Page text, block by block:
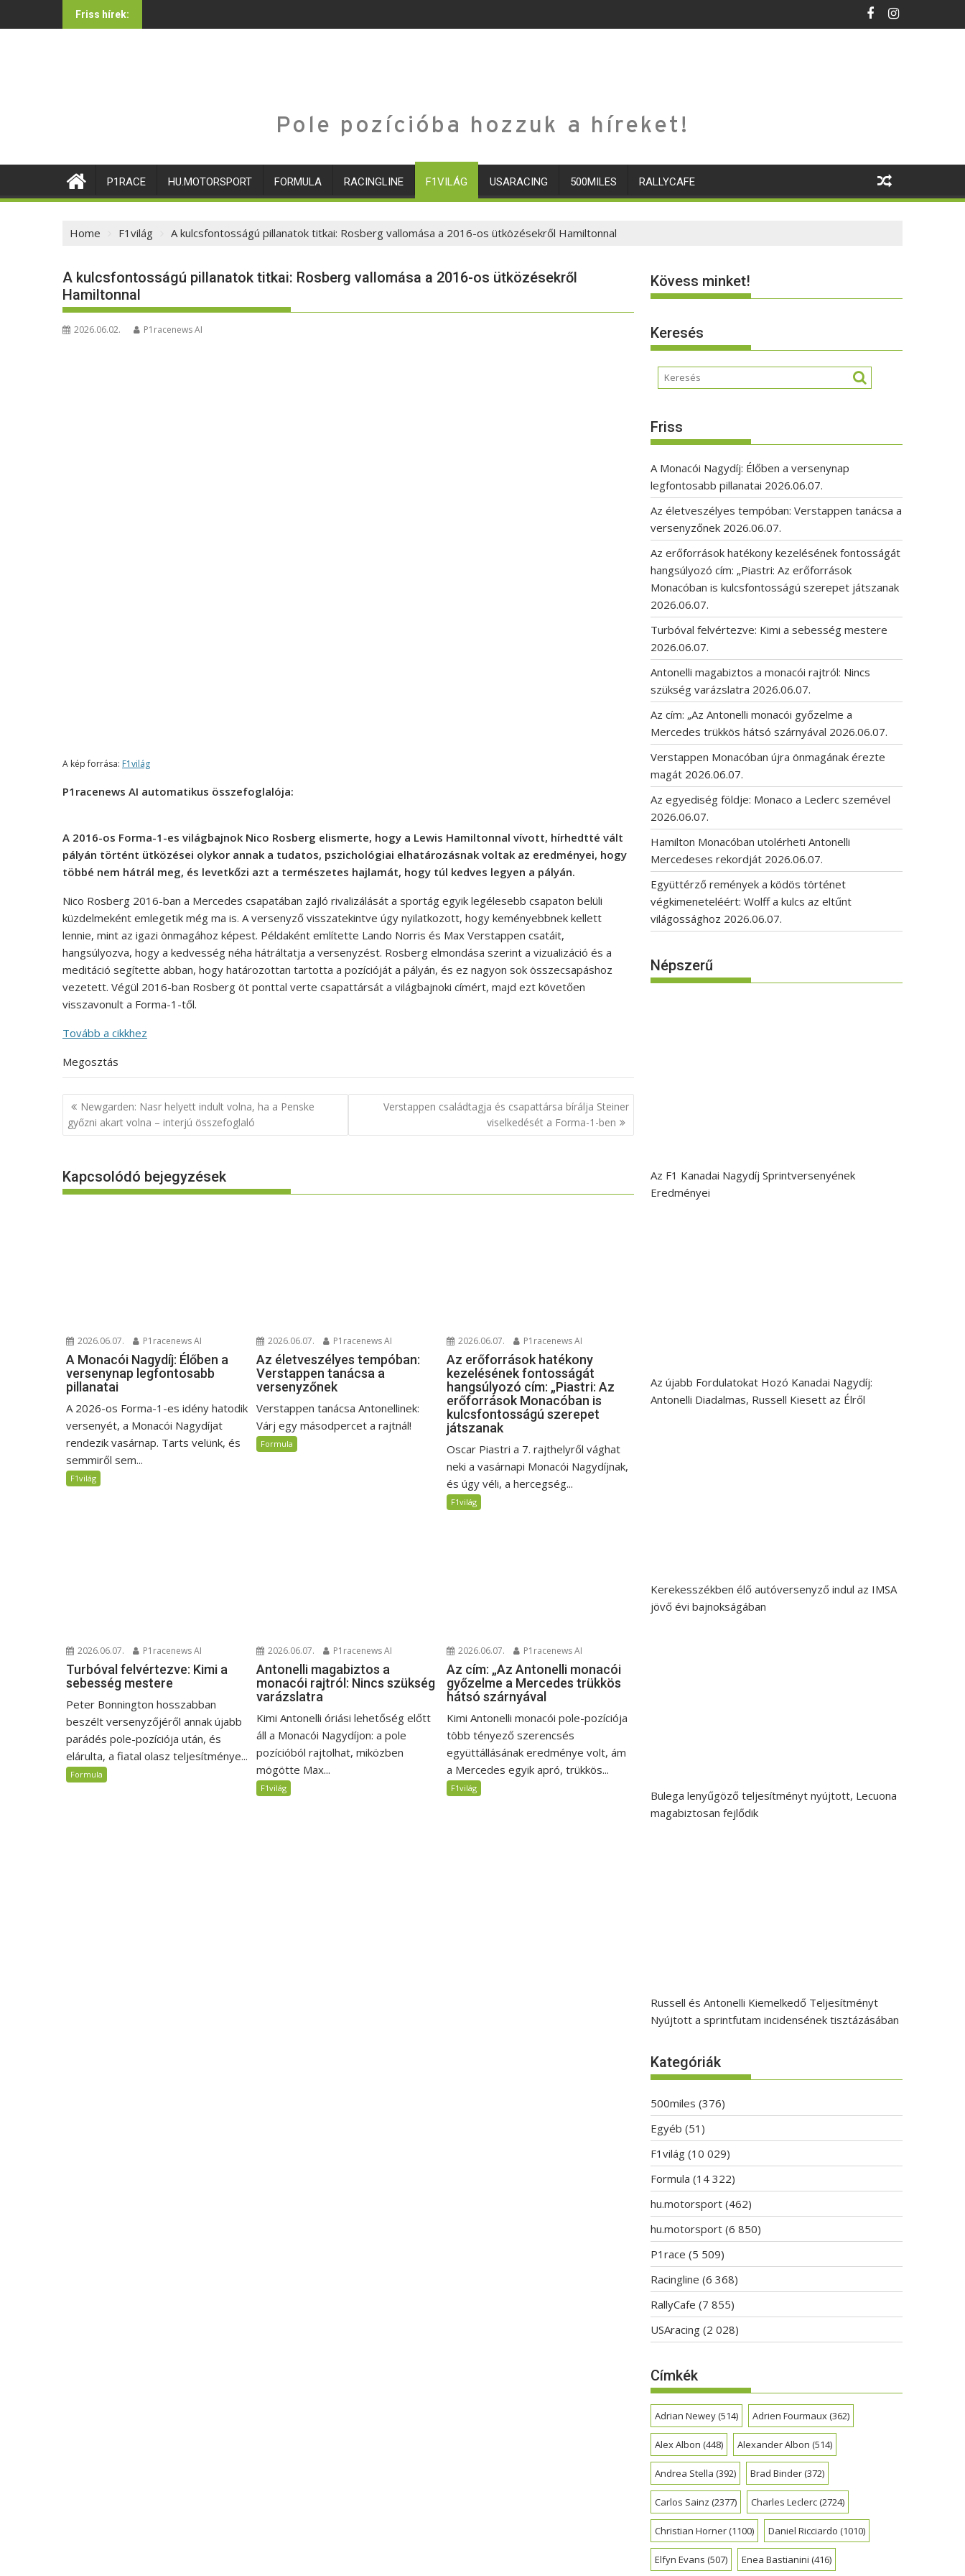
to
Friss hírek:
Pole pozícióba hozzuk a híreket!
P1RACE HU.MOTORSPORT FORMULA RACINGLINE F1VILÁG USARACING 500MILES RALLYCAFE
Home F1világ A kulcsfontosságú pillanatok titkai: Rosberg vallomása a 2016-os ütközésekről Hamiltonnal
A kulcsfontosságú pillanatok titkai: Rosberg vallomása a 2016-os ütközésekről
Hamiltonnal
2026.06.02. P1racenews AI
A kép forrása: F1világ
P1racenews AI automatikus összefoglalója:
A 2016-os Forma-1-es világbajnok Nico Rosberg elismerte, hogy a Lewis Hamiltonnal vívott, hírhedtté vált
pályán történt ütközései olykor annak a tudatos, pszichológiai elhatározásnak voltak az eredményei, hogy
többé nem hátrál meg, és levetkőzi azt a természetes hajlamát, hogy túl kedves legyen a pályán.
Nico Rosberg 2016-ban a Mercedes csapatában zajló rivalizálását a sportág egyik legélesebb csapaton belüli
küzdelmeként emlegetik még ma is. A versenyző visszatekintve úgy nyilatkozott, hogy keményebbnek kellett
lennie, mint az igazi önmagához képest. Példaként említette Lando Norris és Max Verstappen csatáit,
hangsúlyozva, hogy a kedvesség néha hátráltatja a versenyzést. Rosberg elmondása szerint a vizualizáció és a
meditáció segítette abban, hogy határozottan tartotta a pozícióját a pályán, és ez nagyon sok összecsapáshoz
vezetett. Végül 2016-ban Rosberg öt ponttal verte csapattársát a világbajnoki címért, majd ezt követően
visszavonult a Forma-1-től.
Tovább a cikkhez
Megosztás
Bejegyzés
navigáció
Newgarden: Nasr helyett indult volna, ha a Penske
győzni akart volna – interjú összefoglaló
Verstappen családtagja és csapattársa bírálja Steiner
viselkedését a Forma-1-ben
Kapcsolódó bejegyzések
2026.06.07. P1racenews AI
A Monacói Nagydíj: Élőben a
versenynap legfontosabb
pillanatai
A 2026-os Forma-1-es idény hatodik
versenyét, a Monacói Nagydíjat
rendezik vasárnap. Tarts velünk, és
semmiről sem...
F1világ
2026.06.07. P1racenews AI
Az életveszélyes tempóban:
Verstappen tanácsa a
versenyzőnek
Verstappen tanácsa Antonellinek:
Várj egy másodpercet a rajtnál!
Formula
2026.06.07. P1racenews AI
Az erőforrások hatékony
kezelésének fontosságát
hangsúlyozó cím: „Piastri: Az
erőforrások Monacóban is
kulcsfontosságú szerepet
játszanak
Oscar Piastri a 7. rajthelyről vághat
neki a vasárnapi Monacói Nagydíjnak,
és úgy véli, a hercegség...
F1világ
2026.06.07. P1racenews AI
Turbóval felvértezve: Kimi a
sebesség mestere
Peter Bonnington hosszabban
beszélt versenyzőjéről annak újabb
parádés pole-pozíciója után, és
elárulta, a fiatal olasz teljesítménye...
Formula
2026.06.07. P1racenews AI
Antonelli magabiztos a
monacói rajtról: Nincs szükség
varázslatra
Kimi Antonelli óriási lehetőség előtt
áll a Monacói Nagydíjon: a pole
pozícióból rajtolhat, miközben
mögötte Max...
F1világ
2026.06.07. P1racenews AI
Az cím: „Az Antonelli monacói
győzelme a Mercedes trükkös
hátsó szárnyával
Kimi Antonelli monacói pole-pozíciója
több tényező szerencsés
együttállásának eredménye volt, ám
a Mercedes egyik apró, trükkös...
F1világ
Kövess minket!
Keresés
Friss
A Monacói Nagydíj: Élőben a versenynap
legfontosabb pillanatai 2026.06.07.
Az életveszélyes tempóban: Verstappen tanácsa a
versenyzőnek 2026.06.07.
Az erőforrások hatékony kezelésének fontosságát
hangsúlyozó cím: „Piastri: Az erőforrások
Monacóban is kulcsfontosságú szerepet játszanak
2026.06.07.
Turbóval felvértezve: Kimi a sebesség mestere
2026.06.07.
Antonelli magabiztos a monacói rajtról: Nincs
szükség varázslatra 2026.06.07.
Az cím: „Az Antonelli monacói győzelme a
Mercedes trükkös hátsó szárnyával 2026.06.07.
Verstappen Monacóban újra önmagának érezte
magát 2026.06.07.
Az egyediség földje: Monaco a Leclerc szemével
2026.06.07.
Hamilton Monacóban utolérheti Antonelli
Mercedeses rekordját 2026.06.07.
Együttérző remények a ködös történet
végkimeneteléért: Wolff a kulcs az eltűnt
világossághoz 2026.06.07.
Népszerű
Az F1 Kanadai Nagydíj Sprintversenyének
Eredményei
Az újabb Fordulatokat Hozó Kanadai Nagydíj:
Antonelli Diadalmas, Russell Kiesett az Élről
Kerekesszékben élő autóversenyző indul az IMSA
jövő évi bajnokságában
Bulega lenyűgöző teljesítményt nyújtott, Lecuona
magabiztosan fejlődik
Russell és Antonelli Kiemelkedő Teljesítményt
Nyújtott a sprintfutam incidensének tisztázásában
Kategóriák
500miles (376)
Egyéb (51)
F1világ (10 029)
Formula (14 322)
hu.motorsport (462)
hu.motorsport (6 850)
P1race (5 509)
Racingline (6 368)
RallyCafe (7 855)
USAracing (2 028)
Címkék
Adrian Newey(514) Adrien Fourmaux(362)
Alex Albon (448) Alexander Albon (514)
Andrea Stella (392) Brad Binder(372)
Carlos Sainz (2377) Charles Leclerc(2724)
Christian Horner(1100) Daniel Ricciardo (1010)
Elfyn Evans (507) Enea Bastianini (416)